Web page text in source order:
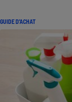
GUIDE D'ACHAT